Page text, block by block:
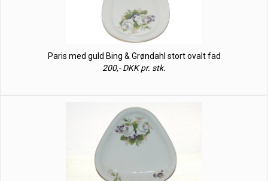
Paris med guld Bing & Grøndahl stort ovalt fad
200,- DKK pr. stk.